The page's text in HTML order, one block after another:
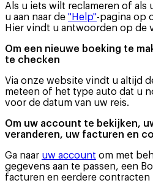
Als u iets wilt reclameren of als
u aan naar de "Help"-pagina op
Hier vindt u antwoorden op de
Om een nieuwe boeking te
te checken
Via onze website vindt u altijd
meteen of het type auto dat u
voor de datum van uw reis.
Om uw account te bekijken,
veranderen, uw facturen en
Ga naar uw account om met
gegevens aan te passen, een
facturen en eerdere contracten